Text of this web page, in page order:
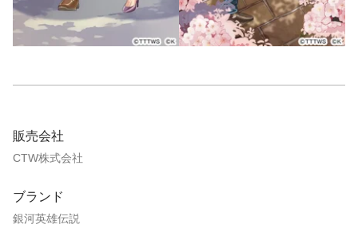
販売会社
CTW株式会社
ブランド
銀河英雄伝説